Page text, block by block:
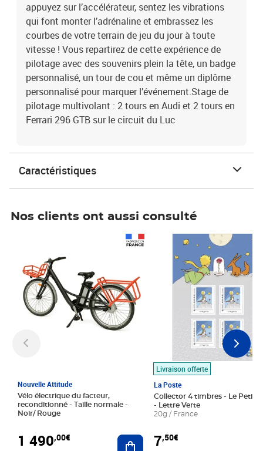
appuyez sur l’accélérateur, sentez les vibrations
qui font monter l’adrénaline et embrassez les
courbes de votre terrain de jeu du jour à toute
vitesse ! Vous repartirez de cette expérience de
pilotage avec des souvenirs plein la tête, un badge
personnalisé, un tour de cou et même un diplôme
personnalisé pour marquer l’événement.Stage de
pilotage multivolant : 2 tours en Audi et 2 tours en
Ferrari 296 GTB sur le circuit du Luc
Caractéristiques
Nos clients ont aussi consulté
Nouvelle Attitude
Vélo électrique du facteur,
reconditionné - Taille normale -
Noir/ Rouge
1 490,00€ Ajouter au panier
Livraison offerte
La Poste
Collector 4 timbres - Le Petit
- Lettre Verte
20g / France
7,50€
Prix 7,50€